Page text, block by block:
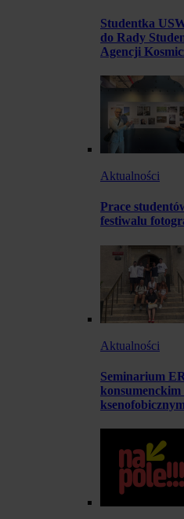
Studentka
do Rady
Agencji
Aktualności
Prace
festiwalu
Aktualności
Seminarium
konsumenckim